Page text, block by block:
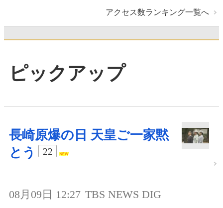
アクセス数ランキング一覧へ
ピックアップ
長崎原爆の日 天皇ご一家黙
とう
22
08月09日 12:27 TBS NEWS DIG